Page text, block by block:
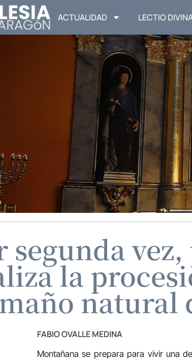
ACTUALIDAD LECTIO
segunda
la
natural
FABIO OVALLE MEDINA
Montañana se prepara para vivir una